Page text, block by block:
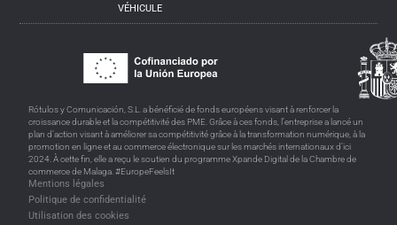
VÉHICULE
Rótulos y Comunicación, S.L. a bénéficié de fonds européens visant à renforcer la
croissance durable et la compétitivité des PME. Grâce à ces fonds, l’entreprise a lancé un
plan d’action visant à améliorer sa compétitivité grâce à la transformation numérique, à la
promotion en ligne et au commerce électronique sur les marchés internationaux d’ici
2024. À cette fin, elle a reçu le soutien du programme Xpande Digital de la Chambre de
commerce de Malaga. #EuropeFeelsIt
Mentions légales
Politique de confidentialité
Utilisation des cookies